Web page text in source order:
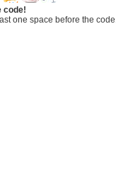
code!
one space before the